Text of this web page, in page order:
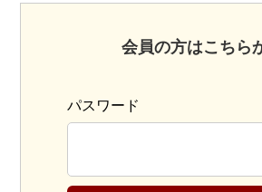
会員の方はこちら
パスワード